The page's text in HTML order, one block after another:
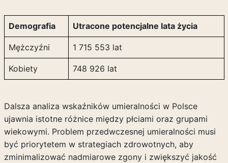
Demografia Utracone potencjalne lata życia
Mężczyźni 1 715 553 lat
Kobiety 748 926 lat
Dalsza analiza wskaźników umieralności w Polsce
ujawnia istotne różnice między płciami oraz grupami
wiekowymi. Problem przedwczesnej umieralności musi
być priorytetem w strategiach zdrowotnych, aby
zminimalizować nadmiarowe zgony i zwiększyć jakość